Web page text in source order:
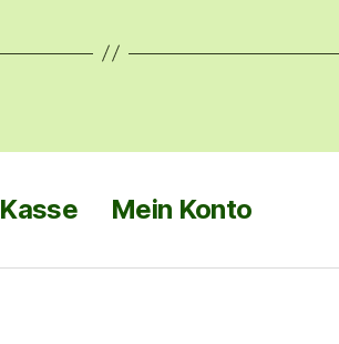
Kasse Mein Konto